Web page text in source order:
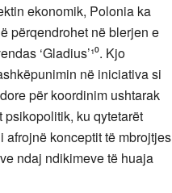
ekonomik, Polonia ka
përqendrohet në blerjen e
‘Gladius’¹⁰. Kjo
në iniciativa si
për koordinim ushtarak
psikopolitik, ku qytetarët
afrojnë konceptit të mbrojtjes
ndaj ndikimeve të huaja